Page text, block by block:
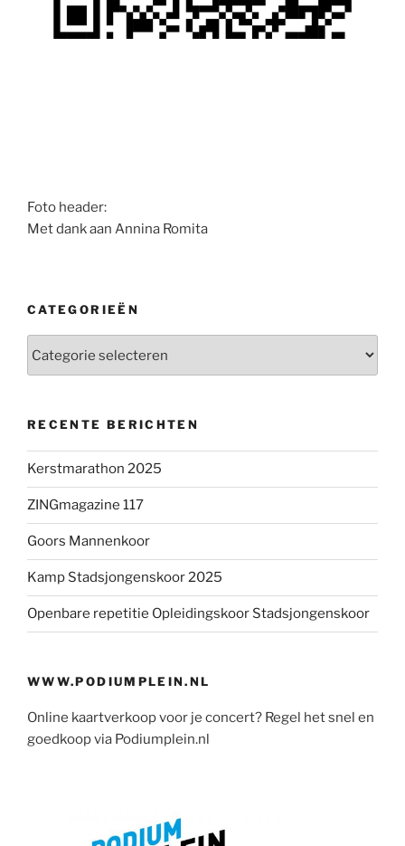
Foto header:
Met dank aan Annina Romita
CATEGORIEËN
RECENTE BERICHTEN
Kerstmarathon 2025
ZINGmagazine 117
Goors Mannenkoor
Kamp Stadsjongenskoor 2025
Openbare repetitie Opleidingskoor Stadsjongenskoor
WWW.PODIUMPLEIN.NL
Online kaartverkoop voor je concert? Regel het snel en
goedkoop via Podiumplein.nl